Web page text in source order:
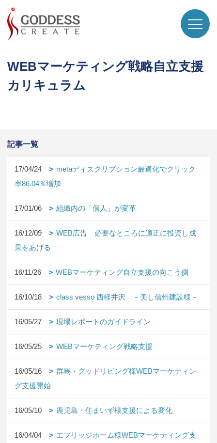
WEBマーケティング戦略自立支援
カリキュラム
記事一覧
17/04/24
metaディスクリプション最適化でクリック
率86.04％増加
17/01/06 組織内の「個人」が変革
16/12/09
WEB広告 必要なところに適正に投資し成
果をあげる
16/11/26 WEBマーケティング自立支援の向こう側
16/10/18 class vesso 西軽井沢 －美し信州建設様－
16/05/27 現場レポートのガイドライン
16/05/25 WEBマーケティング戦略支援
16/05/16
群馬・グッドリビング様WEBマーケティン
グ支援開始
16/05/10 鹿児島・住まいず様支援による変化
16/04/04
エフリッジホーム様WEBマーケティング支